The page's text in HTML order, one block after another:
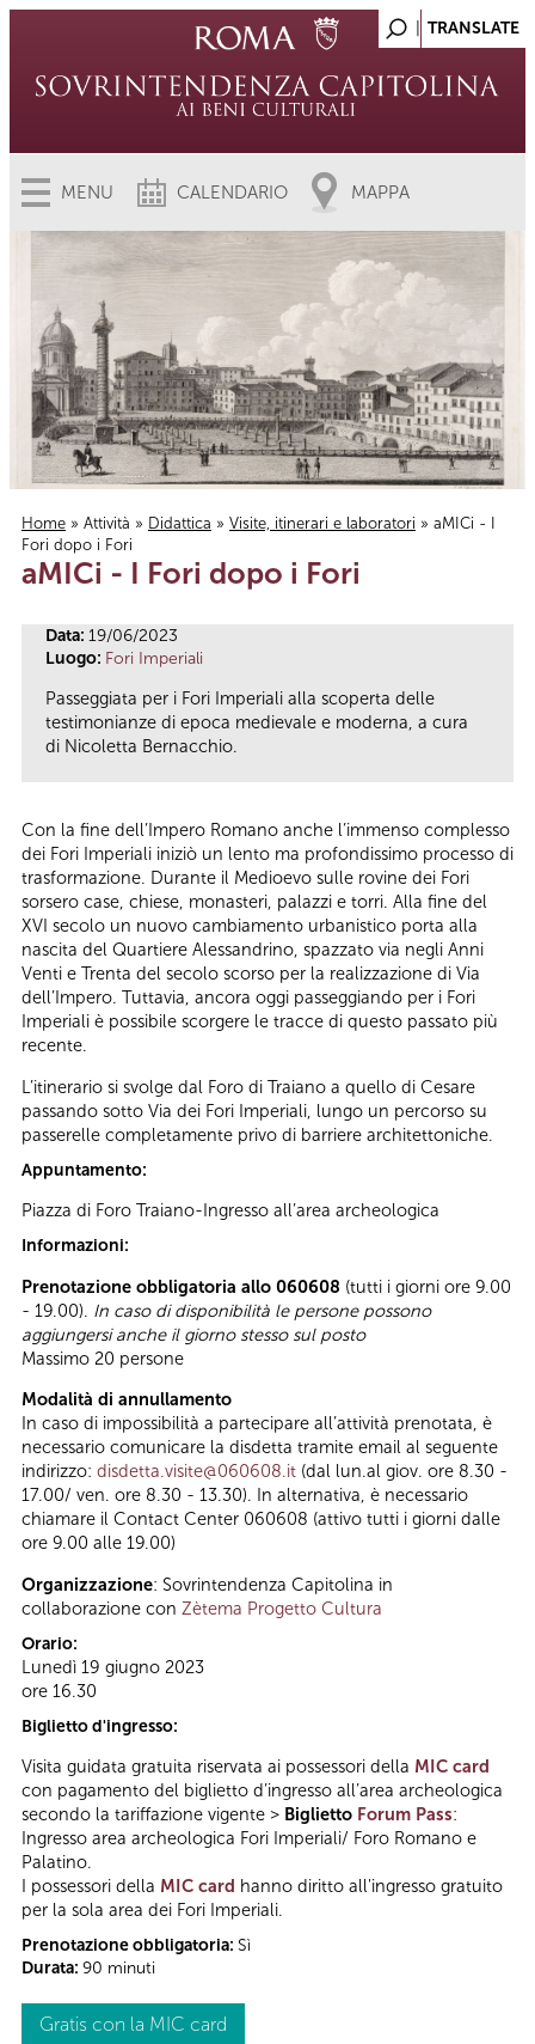
MENU CALENDARIO MAPPA
Tu sei qui
Home » Attività » Didattica » Visite, itinerari e laboratori » aMICi - I
Fori dopo i Fori
aMICi - I Fori dopo i Fori
Data: 19/06/2023
Luogo: Fori Imperiali
Passeggiata per i Fori Imperiali alla scoperta delle
testimonianze di epoca medievale e moderna, a cura
di Nicoletta Bernacchio.
Con la fine dell’Impero Romano anche l’immenso complesso
dei Fori Imperiali iniziò un lento ma profondissimo processo di
trasformazione. Durante il Medioevo sulle rovine dei Fori
sorsero case, chiese, monasteri, palazzi e torri. Alla fine del
XVI secolo un nuovo cambiamento urbanistico porta alla
nascita del Quartiere Alessandrino, spazzato via negli Anni
Venti e Trenta del secolo scorso per la realizzazione di Via
dell’Impero. Tuttavia, ancora oggi passeggiando per i Fori
Imperiali è possibile scorgere le tracce di questo passato più
recente.
L’itinerario si svolge dal Foro di Traiano a quello di Cesare
passando sotto Via dei Fori Imperiali, lungo un percorso su
passerelle completamente privo di barriere architettoniche.
Appuntamento:
Piazza di Foro Traiano-Ingresso all’area archeologica
Informazioni:
Prenotazione obbligatoria allo 060608 (tutti i giorni ore 9.00
- 19.00). In caso di disponibilità le persone possono
aggiungersi anche il giorno stesso sul posto
Massimo 20 persone
Modalità di annullamento
In caso di impossibilità a partecipare all’attività prenotata, è
necessario comunicare la disdetta tramite email al seguente
indirizzo: disdetta.visite@060608.it (dal lun.al giov. ore 8.30 -
17.00/ ven. ore 8.30 - 13.30). In alternativa, è necessario
chiamare il Contact Center 060608 (attivo tutti i giorni dalle
ore 9.00 alle 19.00)
Organizzazione: Sovrintendenza Capitolina in
collaborazione con Zètema Progetto Cultura
Orario:
Lunedì 19 giugno 2023
ore 16.30
Biglietto d'ingresso:
Visita guidata gratuita riservata ai possessori della MIC card
con pagamento del biglietto d’ingresso all’area archeologica
secondo la tariffazione vigente > Biglietto Forum Pass:
Ingresso area archeologica Fori Imperiali/ Foro Romano e
Palatino.
I possessori della MIC card hanno diritto all'ingresso gratuito
per la sola area dei Fori Imperiali.
Prenotazione obbligatoria: Sì
Durata: 90 minuti
Gratis con la MIC card